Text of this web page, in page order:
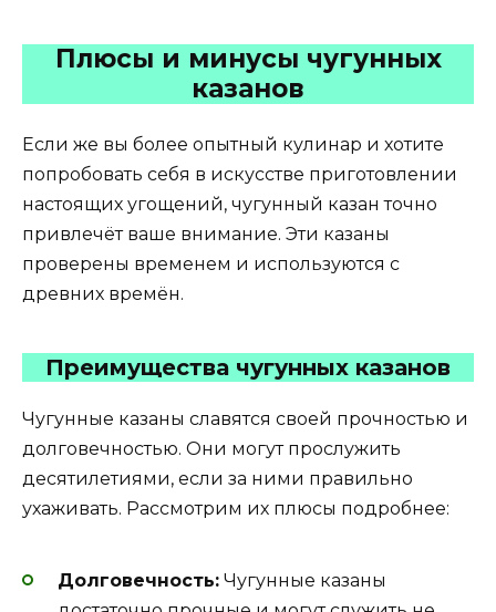
Плюсы и минусы чугунных
казанов
Если же вы более опытный кулинар и хотите
попробовать себя в искусстве приготовлении
настоящих угощений, чугунный казан точно
привлечёт ваше внимание. Эти казаны
проверены временем и используются с
древних времён.
Преимущества чугунных казанов
Чугунные казаны славятся своей прочностью и
долговечностью. Они могут прослужить
десятилетиями, если за ними правильно
ухаживать. Рассмотрим их плюсы подробнее:
Долговечность: Чугунные казаны